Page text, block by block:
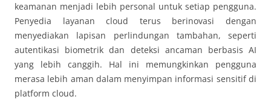
keamanan menjadi lebih personal untuk setiap pengguna.
Penyedia layanan cloud terus berinovasi dengan
menyediakan lapisan perlindungan tambahan, seperti
autentikasi biometrik dan deteksi ancaman berbasis AI
yang lebih canggih. Hal ini memungkinkan pengguna
merasa lebih aman dalam menyimpan informasi sensitif di
platform cloud.